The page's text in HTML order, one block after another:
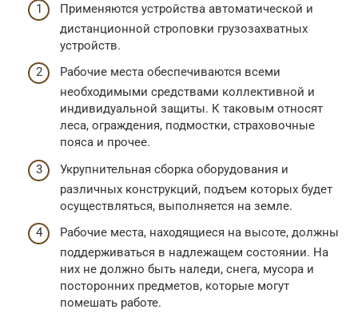
Применяются устройства автоматической и
дистанционной строповки грузозахватных
устройств.
Рабочие места обеспечиваются всеми
необходимыми средствами коллективной и
индивидуальной защиты. К таковым относят
леса, ограждения, подмостки, страховочные
пояса и прочее.
Укрупнительная сборка оборудования и
различных конструкций, подъем которых будет
осуществляться, выполняется на земле.
Рабочие места, находящиеся на высоте, должны
поддерживаться в надлежащем состоянии. На
них не должно быть наледи, снега, мусора и
посторонних предметов, которые могут
помешать работе.